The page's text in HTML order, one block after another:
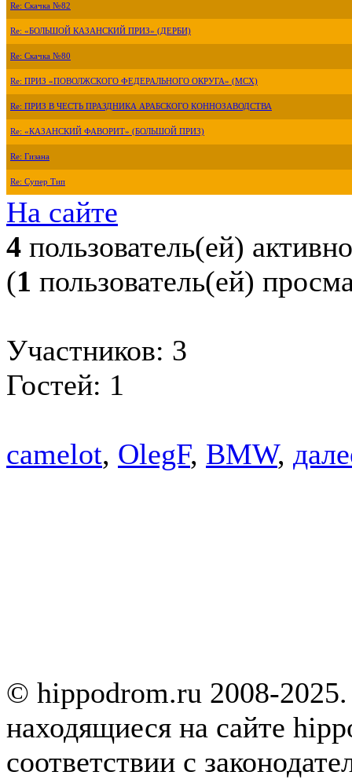
Re: Скачка №82
Re: «БОЛЬШОЙ КАЗАНСКИЙ ПРИЗ» (ДЕРБИ)
Re: Скачка №80
Re: ПРИЗ «ПОВОЛЖСКОГО ФЕДЕРАЛЬНОГО ОКРУГА» (МСХ)
Re: ПРИЗ В ЧЕСТЬ ПРАЗДНИКА АРАБСКОГО КОННОЗАВОДСТВА
Re: «КАЗАНСКИЙ ФАВОРИТ» (БОЛЬШОЙ ПРИЗ)
Re: Гизана
Re: Супер Тип
На сайте
4 пользователь(ей) активно
(1 пользователь(ей)
Участников: 3
Гостей: 1
camelot, OlegF, BMW,
© hippodrom.ru 2008-
находящиеся на сайте
соответствии с